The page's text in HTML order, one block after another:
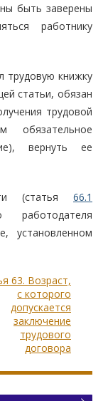
быть заверены
работнику
трудовую книжку
статьи, обязан
трудовой
обязательное
вернуть ее
(статья 66.1
установленном
63. Возраст,
с которого
допускается
заключение
трудового
договора